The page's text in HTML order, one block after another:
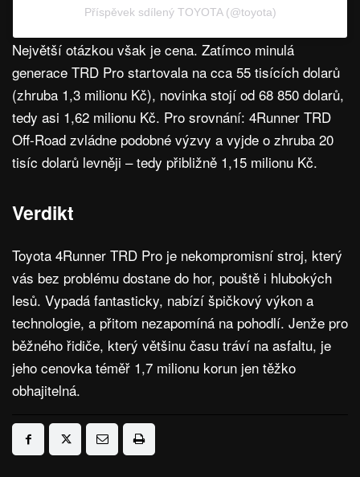
Příspěvek sdílený TOYOTA (@toyota)
Největší otázkou však je cena. Zatímco minulá
generace TRD Pro startovala na cca 55 tisících dolarů
(zhruba 1,3 milionu Kč), novinka stojí od 68 850 dolarů,
tedy asi 1,62 milionu Kč. Pro srovnání: 4Runner TRD
Off-Road zvládne podobné výzvy a vyjde o zhruba 20
tisíc dolarů levněji – tedy přibližně 1,15 milionu Kč.
Verdikt
Toyota 4Runner TRD Pro je nekompromisní stroj, který
vás bez problému dostane do hor, pouště i hlubokých
lesů. Vypadá fantasticky, nabízí špičkový výkon a
technologie, a přitom nezapomíná na pohodlí. Jenže pro
běžného řidiče, který většinu času tráví na asfaltu, je
jeho cenovka téměř 1,7 milionu korun jen těžko
obhajitelná.